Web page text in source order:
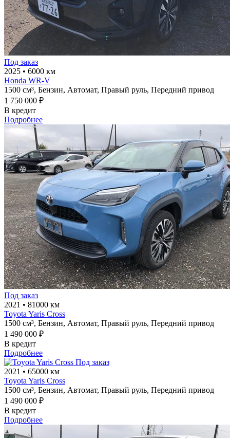
Под заказ
2025 • 6000 км
Honda WR-V
1500 см³, Бензин, Автомат, Правый руль, Передний привод
1 750 000 ₽
В кредит
Подробнее
Под заказ
2021 • 81000 км
Toyota Yaris Cross
1500 см³, Бензин, Автомат, Правый руль, Передний привод
1 490 000 ₽
В кредит
Подробнее
Под заказ
2021 • 65000 км
Toyota Yaris Cross
1500 см³, Бензин, Автомат, Правый руль, Передний привод
1 490 000 ₽
В кредит
Подробнее